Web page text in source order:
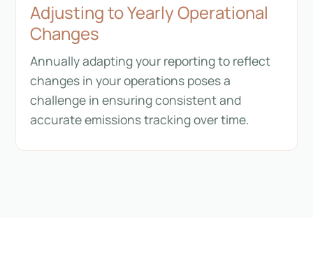
Adjusting to Yearly Operational
Changes
Annually adapting your reporting to reflect
changes in your operations poses a
challenge in ensuring consistent and
accurate emissions tracking over time.